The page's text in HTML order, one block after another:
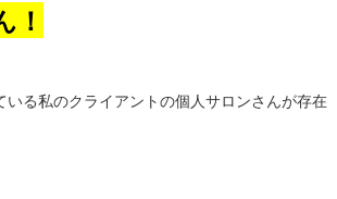
！
いる私のクライアントの個人サロンさんが存在